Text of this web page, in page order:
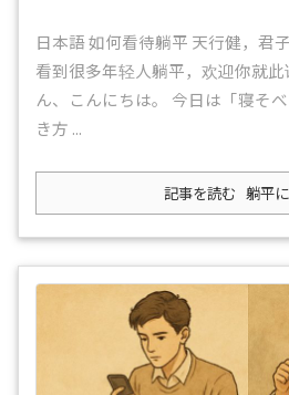
日本語 如何看待躺平 天行健，君
看到很多年轻人躺平，欢迎你就
ん、こんにちは。 今日は「寝そ
き方 ...
記事を読む 躺平